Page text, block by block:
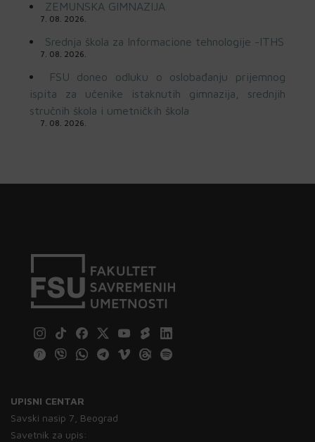
ZEMUNSKA GIMNAZIJA
7. 08. 2026.
Srednja škola za Informacione tehnologije -ITHS
7. 08. 2026.
FSU doneo odluku o oslobađanju prijemnog
ispita za učenike istaknutih gimnazija, srednjih
stručnih škola i umetničkih škola
7. 08. 2026.
UPISNI CENTAR
Savski nasip 7, Beograd
Savetnik za upis: